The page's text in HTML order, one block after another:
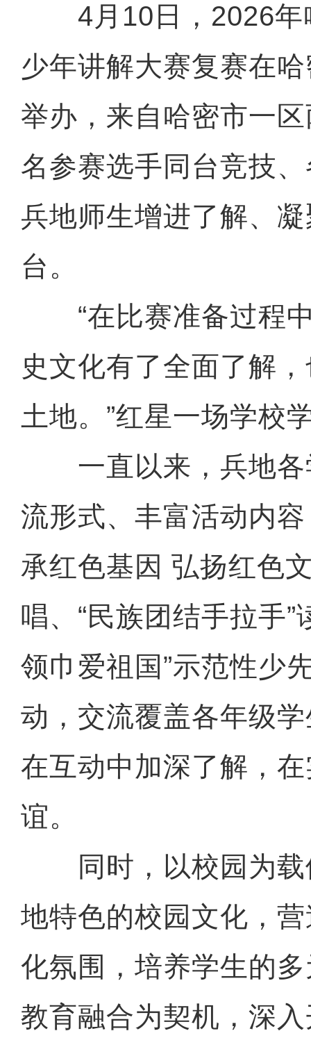
4月10日，2026年
少年讲解大赛复赛在
举办，来自哈密市一
名参赛选手同台竞技
兵地师生增进了解、
台。
“在比赛准备过程中
史文化有了全面了解
土地。”红星一场学校
一直以来，兵地各
流形式、丰富活动内
承红色基因 弘扬红色
唱、“民族团结手拉手”
领巾爱祖国”示范性少
动，交流覆盖各年级
在互动中加深了解，
谊。
同时，以校园为载
地特色的校园文化，
化氛围，培养学生的
教育融合为契机，深